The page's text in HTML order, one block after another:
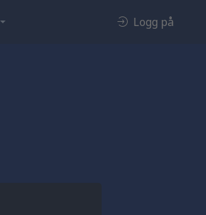
Logg på